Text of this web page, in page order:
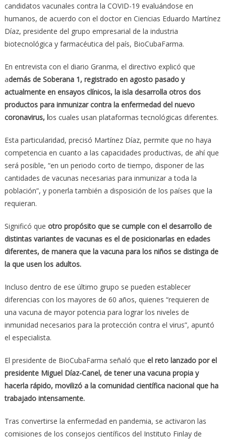
candidatos vacunales contra la COVID-19 evaluándose en
humanos, de acuerdo con el doctor en Ciencias Eduardo Martínez
Díaz, presidente del grupo empresarial de la industria
biotecnológica y farmacéutica del país, BioCubaFarma.
En entrevista con el diario Granma, el directivo explicó que
además de Soberana 1, registrado en agosto pasado y
actualmente en ensayos clínicos, la isla desarrolla otros dos
productos para inmunizar contra la enfermedad del nuevo
coronavirus, los cuales usan plataformas tecnológicas diferentes.
Esta particularidad, precisó Martínez Díaz, permite que no haya
competencia en cuanto a las capacidades productivas, de ahí que
será posible, “en un periodo corto de tiempo, disponer de las
cantidades de vacunas necesarias para inmunizar a toda la
población”, y ponerla también a disposición de los países que la
requieran.
Significó que otro propósito que se cumple con el desarrollo de
distintas variantes de vacunas es el de posicionarlas en edades
diferentes, de manera que la vacuna para los niños se distinga de
la que usen los adultos.
Incluso dentro de ese último grupo se pueden establecer
diferencias con los mayores de 60 años, quienes “requieren de
una vacuna de mayor potencia para lograr los niveles de
inmunidad necesarios para la protección contra el virus”, apuntó
el especialista.
El presidente de BioCubaFarma señaló que el reto lanzado por el
presidente Miguel Díaz-Canel, de tener una vacuna propia y
hacerla rápido, movilizó a la comunidad científica nacional que ha
trabajado intensamente.
Tras convertirse la enfermedad en pandemia, se activaron las
comisiones de los consejos científicos del Instituto Finlay de